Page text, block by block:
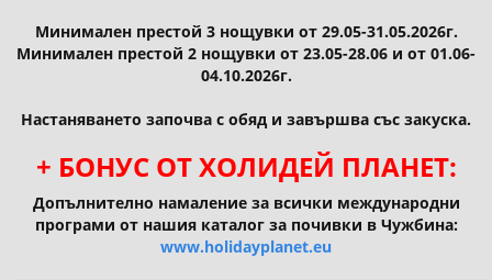
Минимален престой 3 нощувки от 29.05-31.05.2026г.
Минимален престой 2 нощувки от 23.05-28.06 и от 01.06-
04.10.2026г.
Настаняването започва с обяд и завършва със закуска.
+ БОНУС ОТ ХОЛИДЕЙ ПЛАНЕТ:
Допълнително намаление за всички международни
програми от нашия каталог за почивки в Чужбина:
www.holidayplanet.eu